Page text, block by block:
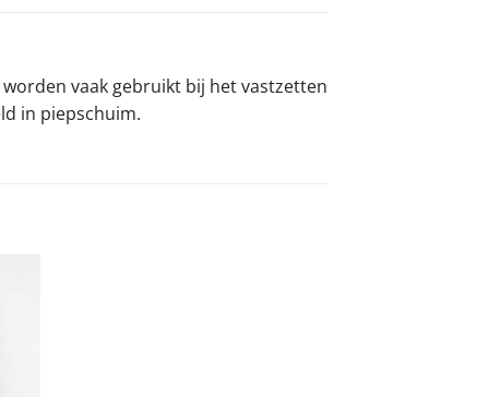
vaak gebruikt bij het vastzetten
in piepschuim.